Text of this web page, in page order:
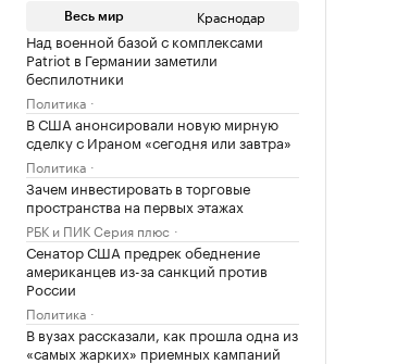
Весь мир Краснодар
Над военной базой с комплексами
Patriot в Германии заметили
беспилотники
Политика
В США анонсировали новую мирную
сделку с Ираном «сегодня или завтра»
Политика
Зачем инвестировать в торговые
пространства на первых этажах
РБК и ПИК Серия плюс
Сенатор США предрек обеднение
американцев из-за санкций против
России
Политика
В вузах рассказали, как прошла одна из
«самых жарких» приемных кампаний